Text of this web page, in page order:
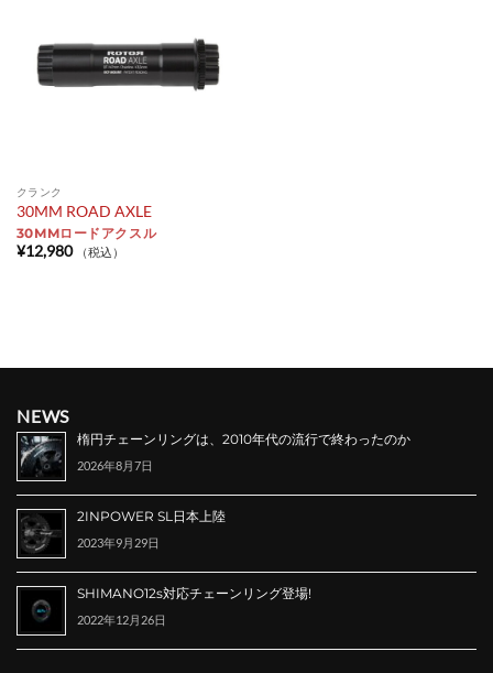
クランク
30MM ROAD AXLE
30MMロードアクスル
¥12,980 （税込）
NEWS
楕円チェーンリングは、2010年代の流行で終わったのか
2026年8月7日
2INPOWER SL日本上陸
2023年9月29日
SHIMANO12s対応チェーンリング登場!
2022年12月26日